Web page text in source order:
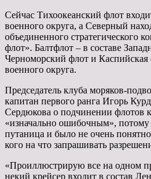
Сейчас Тихоокеанский флот
военного округа, а Северный
объединенного стратегического
флот». Балтфлот – в составе
Черноморский флот и
военного округа.
Председатель клуба моряков-
капитан первого ранга Игорь
Сердюкова о подчинении флотов
«изначально ошибочным», потому
путаница и было не очень
кого на что запрашивать
«Проиллюстрирую все на одном
некий крейсер входит в состав